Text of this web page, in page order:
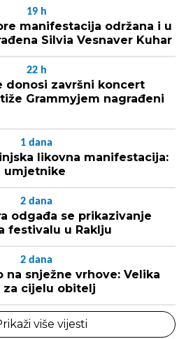
19 h
manifestacija održana i u
Silvia Vesnaver Kuhar
22 h
donosi završni koncert
Grammyjem nagrađeni
1 dana
likovna manifestacija:
umjetnike
2 dana
odgađa se prikazivanje
festivalu u Raklju
2 dana
na snježne vrhove: Velika
za cijelu obitelj
više vijesti